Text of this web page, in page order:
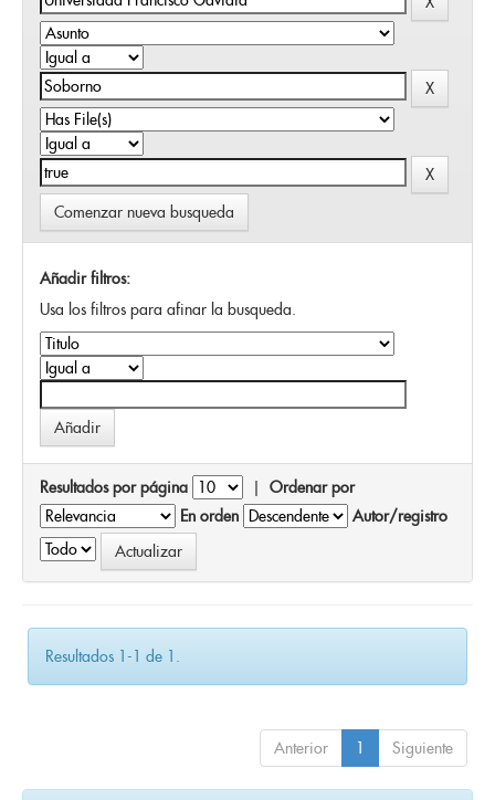
Comenzar nueva busqueda
Añadir filtros:
Usa los filtros para afinar la busqueda.
Resultados por página | Ordenar por
En orden
Autor/registro
Resultados 1-1 de 1.
Anterior 1 Siguiente